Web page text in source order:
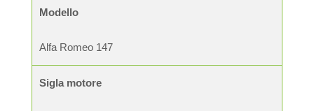
Modello
Alfa Romeo 147
Sigla motore